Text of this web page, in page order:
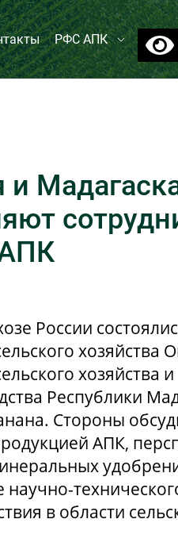
РФС АПК
и
России
хозяйства
хозяйства и
Республики
Стороны
АПК,
научно-
в области